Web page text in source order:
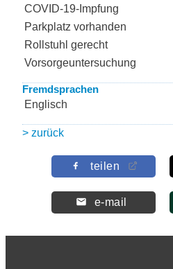
COVID-19-Impfung
Parkplatz vorhanden
Rollstuhl gerecht
Vorsorgeuntersuchung
Fremdsprachen
Englisch
> zurück
teilen
e-mail